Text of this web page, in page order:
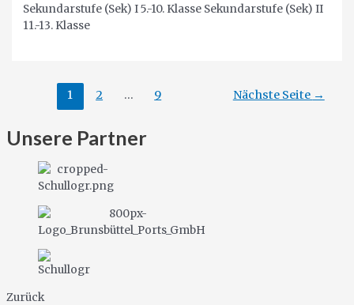
Sekundarstufe (Sek) I 5.-10. Klasse Sekundarstufe (Sek) II
11.-13. Klasse
Seitennummerierung
1 2 … 9 Nächste Seite →
Unsere Partner
Zurück